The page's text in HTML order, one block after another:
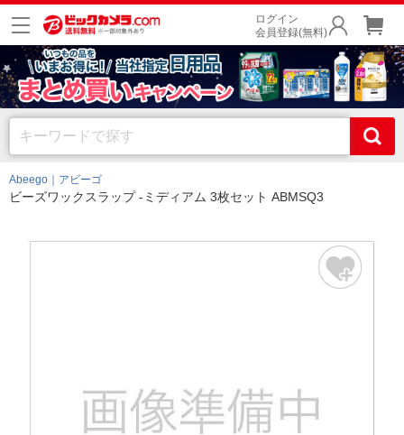
ログイン
会員登録(無料)
Abeego｜アビーゴ
ビーズワックスラップ -ミディアム 3枚セット ABMSQ3